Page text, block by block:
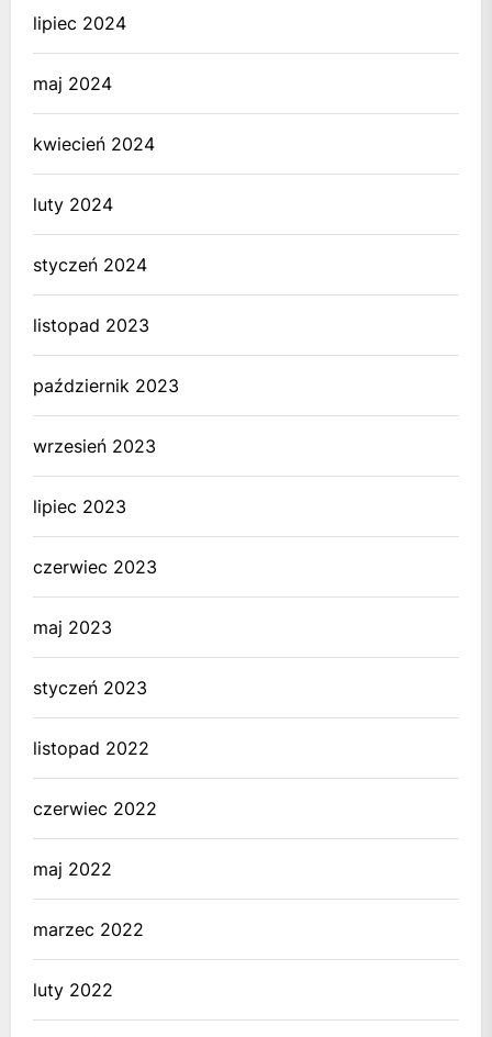
lipiec 2024
maj 2024
kwiecień 2024
luty 2024
styczeń 2024
listopad 2023
październik 2023
wrzesień 2023
lipiec 2023
czerwiec 2023
maj 2023
styczeń 2023
listopad 2022
czerwiec 2022
maj 2022
marzec 2022
luty 2022